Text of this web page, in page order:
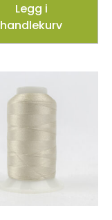
Legg i
handlekurv